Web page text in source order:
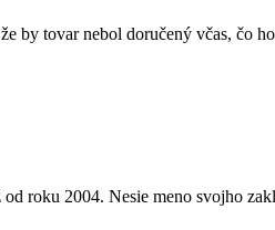
by tovar nebol doručený včas, čo
roku 2004. Nesie meno svojho